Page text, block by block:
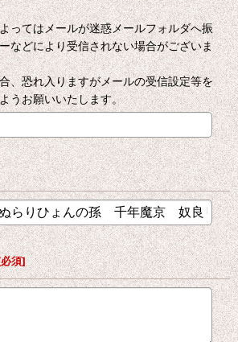
ってはメールが迷惑メールフォルダへ振
などにより受信されない場合がございま
、恐れ入りますがメールの受信設定等を
うお願いいたします。
必須]